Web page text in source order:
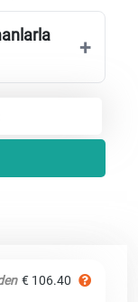
€ 106.40